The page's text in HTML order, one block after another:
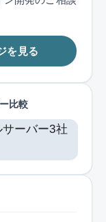
を見る
比較